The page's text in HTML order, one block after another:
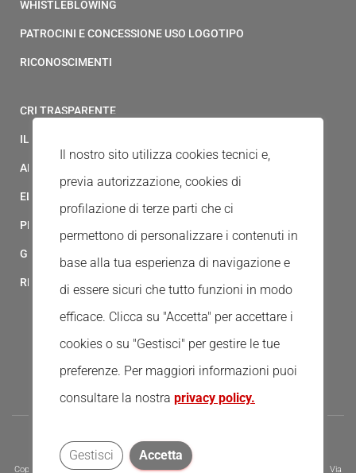
WHISTLEBLOWING
PATROCINI E CONCESSIONE USO LOGOTIPO
RICONOSCIMENTI
CRI TRASPARENTE
IL MODELLO 231 DELLA CROCE ROSSA ITALIANA
ALBO FORNITORI
ELENCO AVVOCATI
PRIVACY
GESTIONALE GAIA
RED CLOUD
Copyright © 2020 - Tutti i diritti riservati - Associazione della Croce Rossa Italiana, Via
Il nostro sito utilizza cookies tecnici e,
previa autorizzazione, cookies di
profilazione di terze parti che ci
permettono di personalizzare i contenuti in
base alla tua esperienza di navigazione e
di essere sicuri che tutto funzioni in modo
efficace. Clicca su "Accetta" per accettare i
cookies o su "Gestisci" per gestire le tue
preferenze. Per maggiori informazioni puoi
consultare la nostra privacy policy.
Accetta
Gestisci